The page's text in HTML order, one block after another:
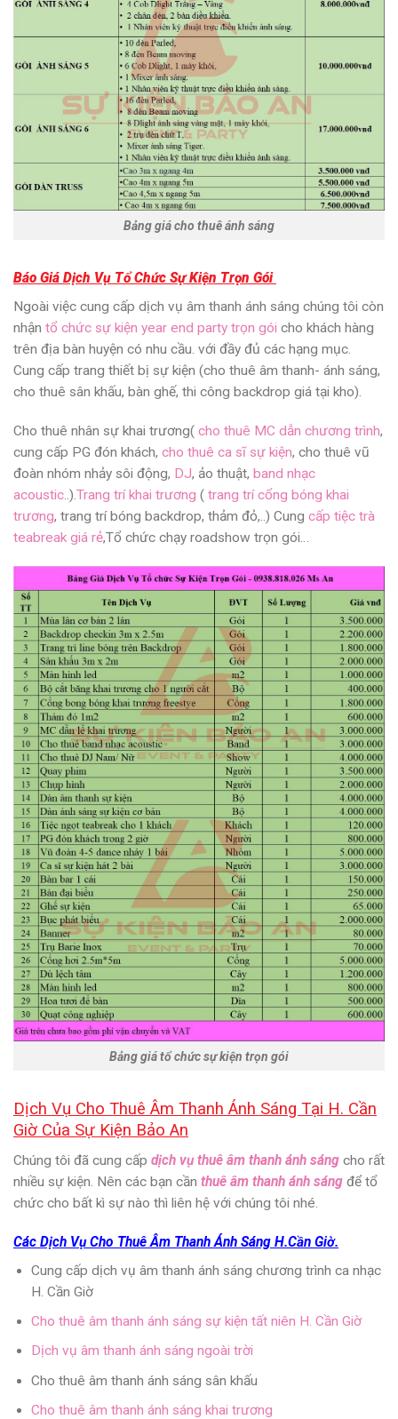
Bảng giá cho thuê ánh sáng
Báo Giá Dịch Vụ Tổ Chức Sự Kiện Trọn Gói
Ngoài việc cung cấp dịch vụ âm thanh ánh sáng chúng tôi còn
nhận tổ chức sự kiện year end party trọn gói cho khách hàng
trên địa bàn huyện có nhu cầu. với đầy đủ các hạng mục.
Cung cấp trang thiết bị sự kiện (cho thuê âm thanh- ánh sáng,
cho thuê sân khấu, bàn ghế, thi công backdrop giá tại kho).
Cho thuê nhân sự khai trương( cho thuê MC dẫn chương trình,
cung cấp PG đón khách, cho thuê ca sĩ sự kiện, cho thuê vũ
đoàn nhóm nhảy sôi động, DJ, ảo thuật, band nhạc
acoustic..).Trang trí khai trương ( trang trí cổng bóng khai
trương, trang trí bóng backdrop, thảm đỏ,..) Cung cấp tiệc trà
teabreak giá rẻ,Tổ chức chạy roadshow trọn gói…
Bảng giá tổ chức sự kiện trọn gói
Dịch Vụ Cho Thuê Âm Thanh Ánh Sáng Tại H. Cần
Giờ Của Sự Kiện Bảo An
Chúng tôi đã cung cấp dịch vụ thuê âm thanh ánh sáng cho rất
nhiều sự kiện. Nên các bạn cần thuê âm thanh ánh sáng để tổ
chức cho bất kì sự nào thì liên hệ với chúng tôi nhé.
Các Dịch Vụ Cho Thuê Âm Thanh Ánh Sáng H.Cần Giờ.
Cung cấp dịch vụ âm thanh ánh sáng chương trình ca nhạc
H. Cần Giờ
Cho thuê âm thanh ánh sáng sự kiện tất niên H. Cần Giờ
Dịch vụ âm thanh ánh sáng ngoài trời
Cho thuê âm thanh ánh sáng sân khấu
Cho thuê âm thanh ánh sáng khai trương